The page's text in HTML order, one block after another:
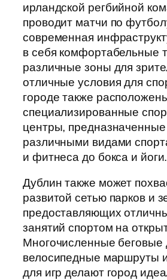
ирландской регбийной
проводит матчи по
современная
в себя комфортабельные
различные зоны для
отличные условия для
городе также
специализированные
центры, предназначенные
различными видами
и фитнеса до бокса и йоги.
Дублин также может
развитой сетью парков и
предоставляющих
занятий спортом на
Многочисленные беговые
велосипедные маршруты
для игр делают город